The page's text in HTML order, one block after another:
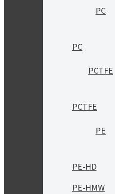
PC
PC
PCTFE
PCTFE
PE
PE-HD
PE-HMW